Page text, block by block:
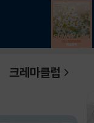
크레마클럽